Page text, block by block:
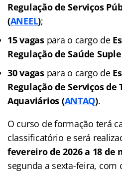
Regulação de Serviços
(ANEEL);
15 vagaspara o cargo de
Regulação de Saúde
30 vagaspara o cargo de
Regulação de Serviços de
Aquaviários (ANTAQ).
O curso de formação terá
classificatório e será
fevereiro de 2026 a 18 de
segunda a sexta-feira, com